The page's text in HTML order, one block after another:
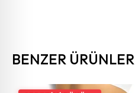
BENZER ÜRÜNLER